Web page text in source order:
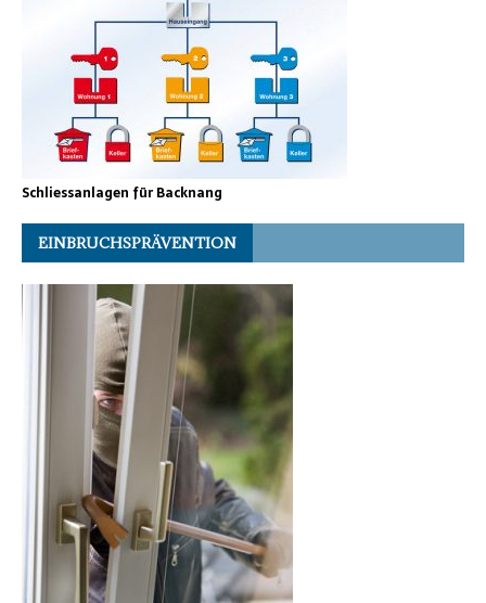
Schliessanlagen für Backnang
EINBRUCHSPRÄVENTION